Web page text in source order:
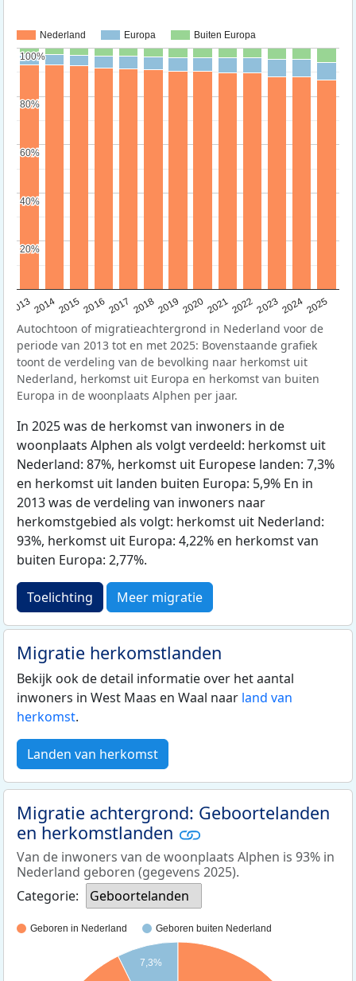
Nederland Europa Buiten Europa
20132014201520162017 20182019 202020212022202320242025
20%
20%
40%
40%
60%
60%
80%
80%
100%
100%
Autochtoon of migratieachtergrond in Nederland voor de
periode van 2013 tot en met 2025: Bovenstaande grafiek
toont de verdeling van de bevolking naar herkomst uit
Nederland, herkomst uit Europa en herkomst van buiten
Europa in de woonplaats Alphen per jaar.
In 2025 was de herkomst van inwoners in de
woonplaats Alphen als volgt verdeeld: herkomst uit
Nederland: 87%, herkomst uit Europese landen: 7,3%
en herkomst uit landen buiten Europa: 5,9% En in
2013 was de verdeling van inwoners naar
herkomstgebied als volgt: herkomst uit Nederland:
93%, herkomst uit Europa: 4,22% en herkomst van
buiten Europa: 2,77%.
Toelichting Meer migratie
Migratie herkomstlanden
Bekijk ook de detail informatie over het aantal
inwoners in West Maas en Waal naar land van
herkomst.
Landen van herkomst
Migratie achtergrond: Geboortelanden
en herkomstlanden
Van de inwoners van de woonplaats Alphen is 93% in
Nederland geboren (gegevens 2025).
Categorie:
Geboortelanden
Geboren in Nederland Geboren buiten Nederland
7,3%